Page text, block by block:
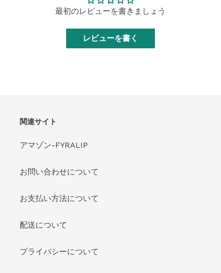
最初のレビューを書きましょう
レビューを書く
関連サイト
アマゾン-FYRALIP
お問い合わせについて
お支払い方法について
配送について
プライバシーについて